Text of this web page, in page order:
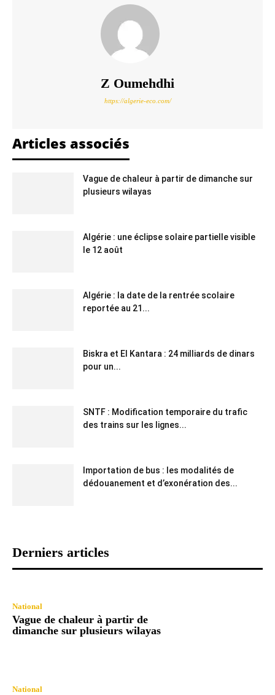
Z Oumehdhi
https://algerie-eco.com/
Articles associés
Vague de chaleur à partir de dimanche sur
plusieurs wilayas
Algérie : une éclipse solaire partielle visible
le 12 août
Algérie : la date de la rentrée scolaire
reportée au 21...
Biskra et El Kantara : 24 milliards de dinars
pour un...
SNTF : Modification temporaire du trafic
des trains sur les lignes...
Importation de bus : les modalités de
dédouanement et d’exonération des...
Derniers articles
National
Vague de chaleur à partir de
dimanche sur plusieurs wilayas
National